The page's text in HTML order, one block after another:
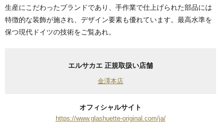
生産にこだわったブランドであり、手作業で仕上げられた部品には
特徴的な装飾が施され、デザイン要素も優れています。最高水準を
保つ現代ドイツの技術をご覧あれ。
エルサカエ 正規取扱い店舗
金澤本店
オフィシャルサイト
https://www.glashuette-original.com/ja/